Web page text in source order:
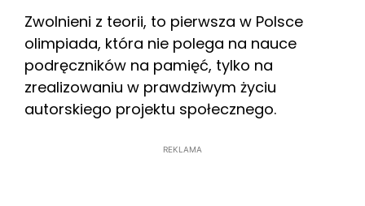
Zwolnieni z teorii, to pierwsza w Polsce
olimpiada, która nie polega na nauce
podręczników na pamięć, tylko na
zrealizowaniu w prawdziwym życiu
autorskiego projektu społecznego.
REKLAMA